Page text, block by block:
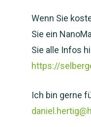
Wenn Sie
Sie ein
Sie alle Infos
https://
Ich bin gerne